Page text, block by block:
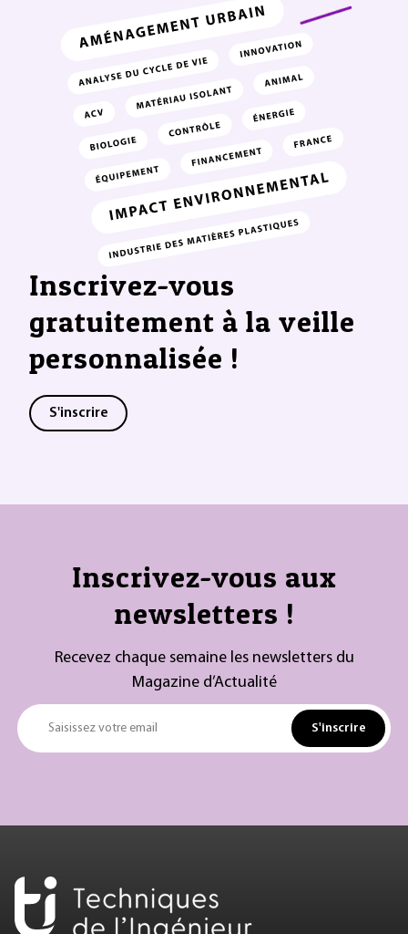
Inscrivez-vous
gratuitement à la veille
personnalisée !
S'inscrire
Inscrivez-vous aux
newsletters !
Recevez chaque semaine les newsletters du
Magazine d’Actualité
Saisissez votre email S'inscrire